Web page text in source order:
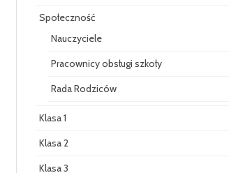
Społeczność
Nauczyciele
Pracownicy obsługi szkoły
Rada Rodziców
Klasa 1
Klasa 2
Klasa 3